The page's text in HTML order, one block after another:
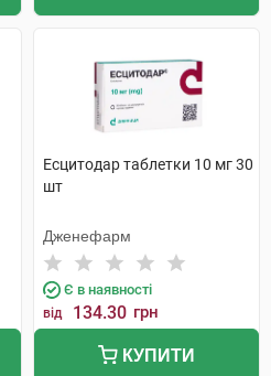
Есцитодар таблетки 10 мг 30
шт
Дженефарм
Є в наявності
від 134.30 грн
КУПИТИ